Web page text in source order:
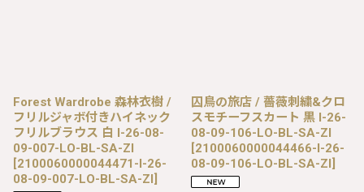
Forest Wardrobe 森林衣樹 /
フリルジャボ付きハイネック
フリルブラウス 白 I-26-08-
09-007-LO-BL-SA-ZI
[2100060000044471-I-26-
08-09-007-LO-BL-SA-ZI]
囚鳥の旅店 / 薔薇刺繍&クロ
スモチーフスカート 黒 I-26-
08-09-106-LO-BL-SA-ZI
[2100060000044466-I-26-
08-09-106-LO-BL-SA-ZI]